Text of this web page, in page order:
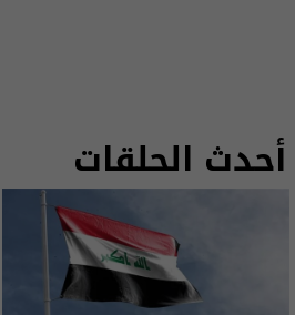
أحدث الحلقات